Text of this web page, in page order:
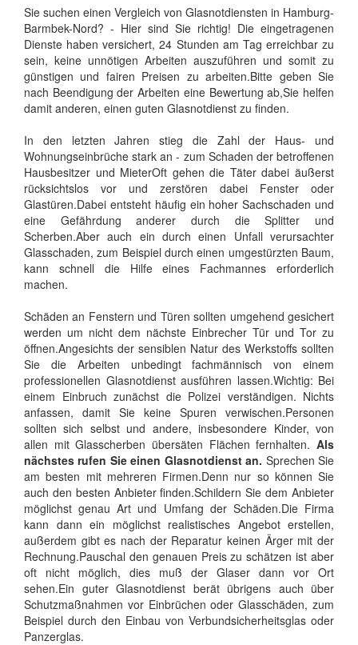
Sie suchen einen Vergleich von Glasnotdiensten in Hamburg-
Barmbek-Nord? - Hier sind Sie richtig! Die eingetragenen
Dienste haben versichert, 24 Stunden am Tag erreichbar zu
sein, keine unnötigen Arbeiten auszuführen und somit zu
günstigen und fairen Preisen zu arbeiten.Bitte geben Sie
nach Beendigung der Arbeiten eine Bewertung ab,Sie helfen
damit anderen, einen guten Glasnotdienst zu finden.
In den letzten Jahren stieg die Zahl der Haus- und
Wohnungseinbrüche stark an - zum Schaden der betroffenen
Hausbesitzer und MieterOft gehen die Täter dabei äußerst
rücksichtslos vor und zerstören dabei Fenster oder
Glastüren.Dabei entsteht häufig ein hoher Sachschaden und
eine Gefährdung anderer durch die Splitter und
Scherben.Aber auch ein durch einen Unfall verursachter
Glasschaden, zum Beispiel durch einen umgestürzten Baum,
kann schnell die Hilfe eines Fachmannes erforderlich
machen.
Schäden an Fenstern und Türen sollten umgehend gesichert
werden um nicht dem nächste Einbrecher Tür und Tor zu
öffnen.Angesichts der sensiblen Natur des Werkstoffs sollten
Sie die Arbeiten unbedingt fachmännisch von einem
professionellen Glasnotdienst ausführen lassen.Wichtig: Bei
einem Einbruch zunächst die Polizei verständigen. Nichts
anfassen, damit Sie keine Spuren verwischen.Personen
sollten sich selbst und andere, insbesondere Kinder, von
allen mit Glasscherben übersäten Flächen fernhalten. Als
nächstes rufen Sie einen Glasnotdienst an. Sprechen Sie
am besten mit mehreren Firmen.Denn nur so können Sie
auch den besten Anbieter finden.Schildern Sie dem Anbieter
möglichst genau Art und Umfang der Schäden.Die Firma
kann dann ein möglichst realistisches Angebot erstellen,
außerdem gibt es nach der Reparatur keinen Ärger mit der
Rechnung.Pauschal den genauen Preis zu schätzen ist aber
oft nicht möglich, dies muß der Glaser dann vor Ort
sehen.Ein guter Glasnotdienst berät übrigens auch über
Schutzmaßnahmen vor Einbrüchen oder Glasschäden, zum
Beispiel durch den Einbau von Verbundsicherheitsglas oder
Panzerglas.